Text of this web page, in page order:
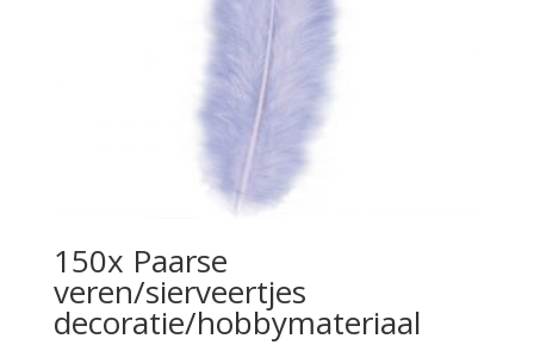
150x Paarse
veren/sierveertjes
decoratie/hobbymateriaal